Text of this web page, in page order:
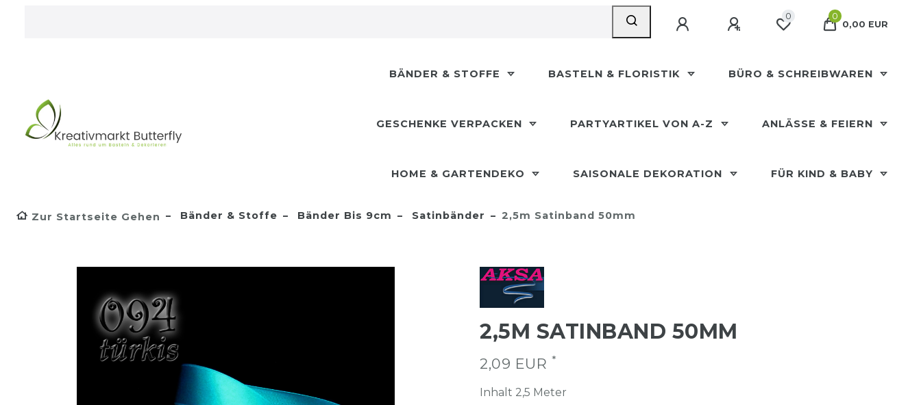
0
0
0,00 EUR
BÄNDER & STOFFE BASTELN & FLORISTIK BÜRO & SCHREIBWAREN
GESCHENKE VERPACKEN PARTYARTIKEL VON A-Z ANLÄSSE & FEIERN
HOME & GARTENDEKO SAISONALE DEKORATION FÜR KIND & BABY
Zur Startseite Gehen Bänder & Stoffe Bänder Bis 9cm Satinbänder 2,5m Satinband 50mm
2,5M SATINBAND 50MM
2,09 EUR *
Inhalt 2,5 Meter